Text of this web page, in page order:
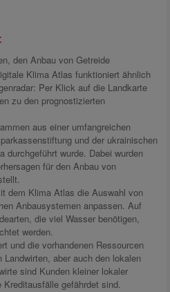
den Anbau von Getreide
Klima Atlas funktioniert ähnlich
Per Klick auf die Landkarte
zu den prognostizierten
aus einer umfangreichen
und der ukrainischen
durchgeführt wurde. Dabei wurden
für den Anbau von
dem Klima Atlas die Auswahl von
Anbausystemen anpassen. Auf
die viel Wasser benötigen,
werden.
und die vorhandenen Ressourcen
aber auch den lokalen
sind Kunden kleiner lokaler
gefährdet sind.